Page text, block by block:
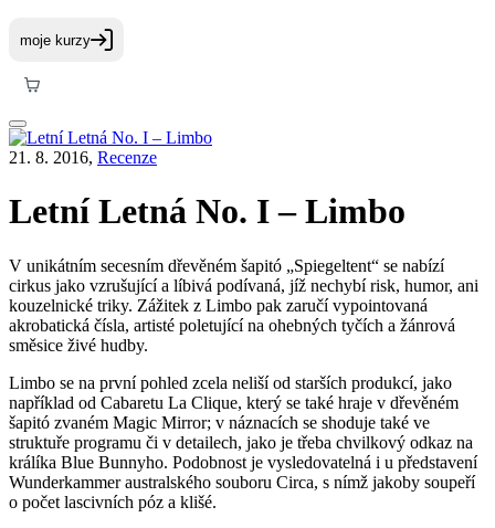
21. 8. 2016, Recenze
Letní Letná No. I – Limbo
V unikátním secesním dřevěném šapitó „Spiegeltent“ se nabízí
cirkus jako vzrušující a líbivá podívaná, jíž nechybí risk, humor, ani
kouzelnické triky. Zážitek z Limbo pak zaručí vypointovaná
akrobatická čísla, artisté poletující na ohebných tyčích a žánrová
směsice živé hudby.
Limbo se na první pohled zcela neliší od starších produkcí, jako
například od Cabaretu La Clique, který se také hraje v dřevěném
šapitó zvaném Magic Mirror; v náznacích se shoduje také ve
struktuře programu či v detailech, jako je třeba chvilkový odkaz na
králíka Blue Bunnyho. Podobnost je vysledovatelná i u představení
Wunderkammer australského souboru Circa, s nímž jakoby soupeří
o počet lascivních póz a klišé.